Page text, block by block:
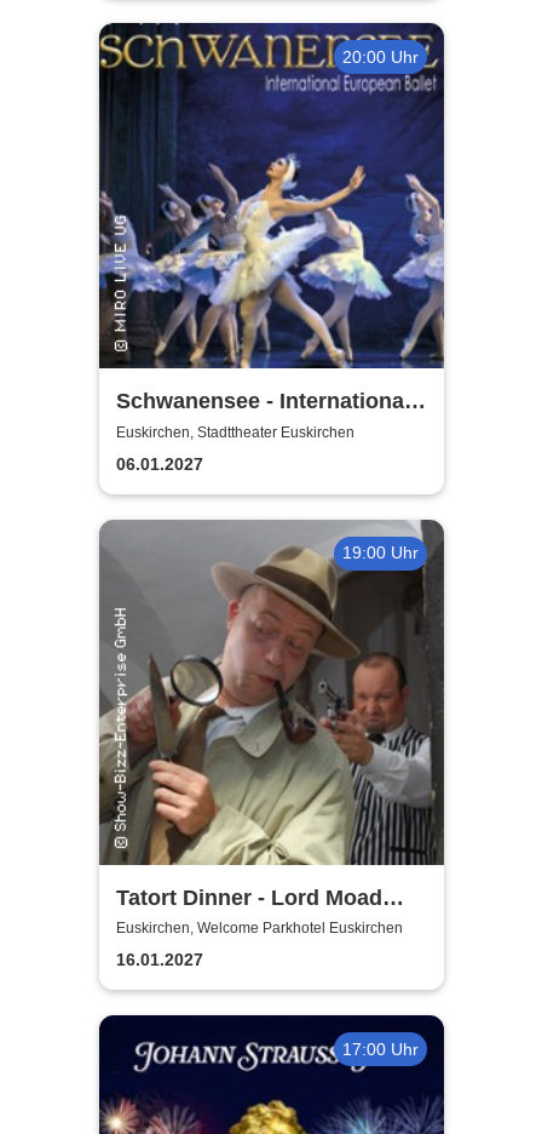
20:00 Uhr
Schwanensee - International
European Ballet
Euskirchen, Stadttheater Euskirchen
06.01.2027
19:00 Uhr
Tatort Dinner - Lord Moad
lässt bitten!
Euskirchen, Welcome Parkhotel Euskirchen
16.01.2027
17:00 Uhr